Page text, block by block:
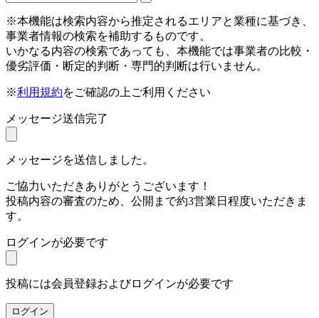
※本機能は検索内容から推定されるエリアと業種に基づき、
事業者情報の検索を補助するものです。
いかなる内容の検索であっても、本機能では事業者の比較・
優劣評価・断定的判断・専門的判断は行いません。
※利用規約をご確認の上ご利用ください
メッセージ送信完了
メッセージを送信しました。
ご協力いただきありがとうございます！
投稿内容の審査のため、公開まで約3営業日程度いただきま
す。
ログインが必要です
投稿には会員登録およびログインが必要です
ログイン